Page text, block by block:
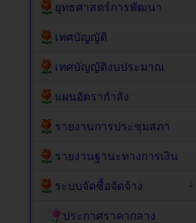
ยุทธศาสตร์การพัฒนา
เทศบัญญัติ
เทศบัญญัติงบประมาณ
แผนอัตรากำลัง
รายงานการประชุมสภา
รายงานฐานะทางการเงิน
ระบบจัดซื้อจัดจ้าง
ประกาศราคากลาง